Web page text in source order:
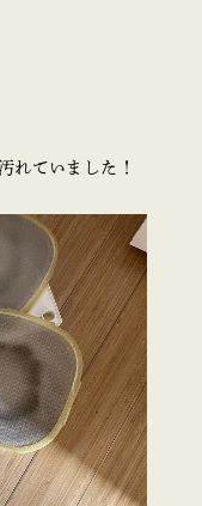
れていました！